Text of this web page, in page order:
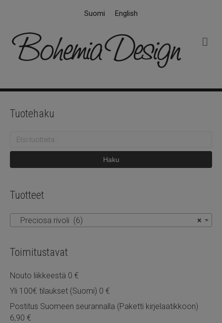
Suomi English
k
Tuotehaku
Etsi:
Haku
Tuotteet
×
Preciosa rivoli (6)
Toimitustavat
Nouto liikkeestä 0 €
Yli 100€ tilaukset (Suomi) 0 €
Postitus Suomeen seurannalla (Paketti kirjelaatikkoon)
6,90 €